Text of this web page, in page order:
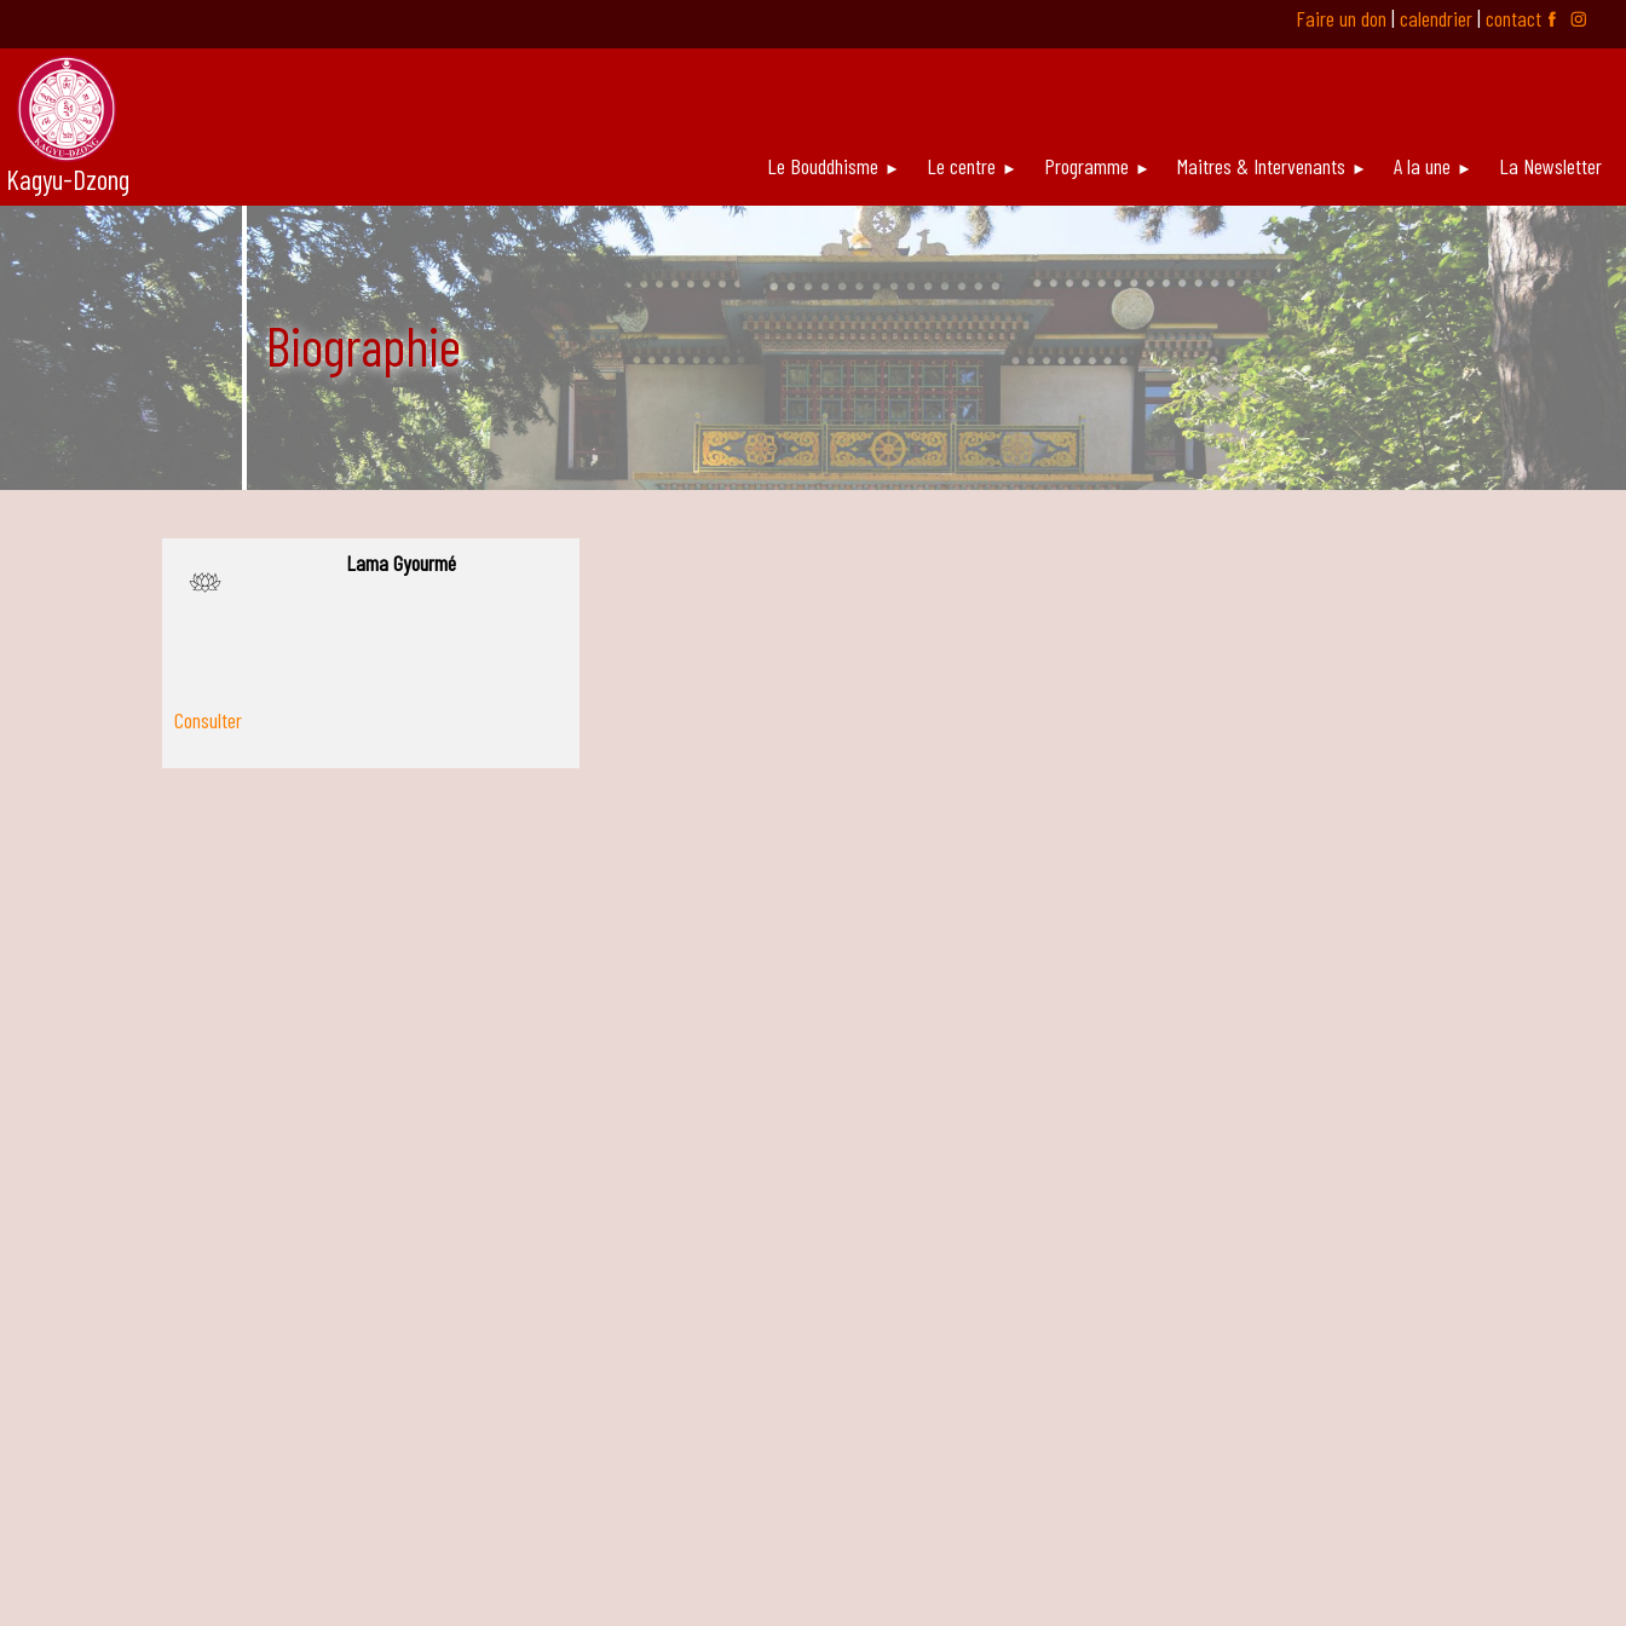
Faire un don | calendrier| contact ƹ ƿ
Kagyu-Dzong Le Bouddhisme Le centre Programme Maitres & Intervenants A la une La Newsletter
Biographie
J Lama Gyourmé
Consulter